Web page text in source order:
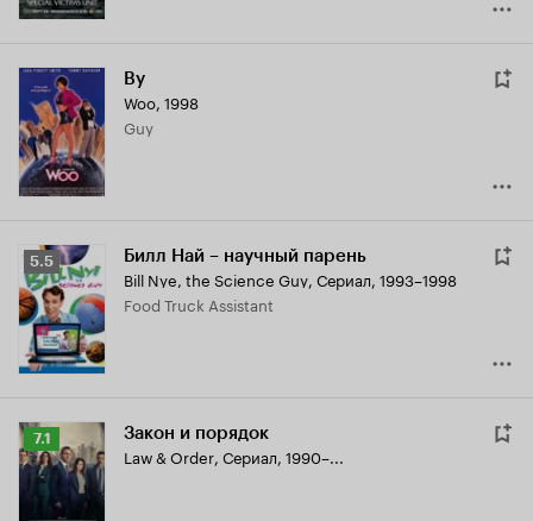
Ву
Woo, 1998
Guy
Рейтинг
Кинопоиска
5.5
5.5 Билл Най – научный парень
Bill Nye, the Science Guy, Сериал, 1993–1998
Food Truck Assistant
Рейтинг
Кинопоиска
7.1
7.1 Закон и порядок
Law & Order, Сериал, 1990–...